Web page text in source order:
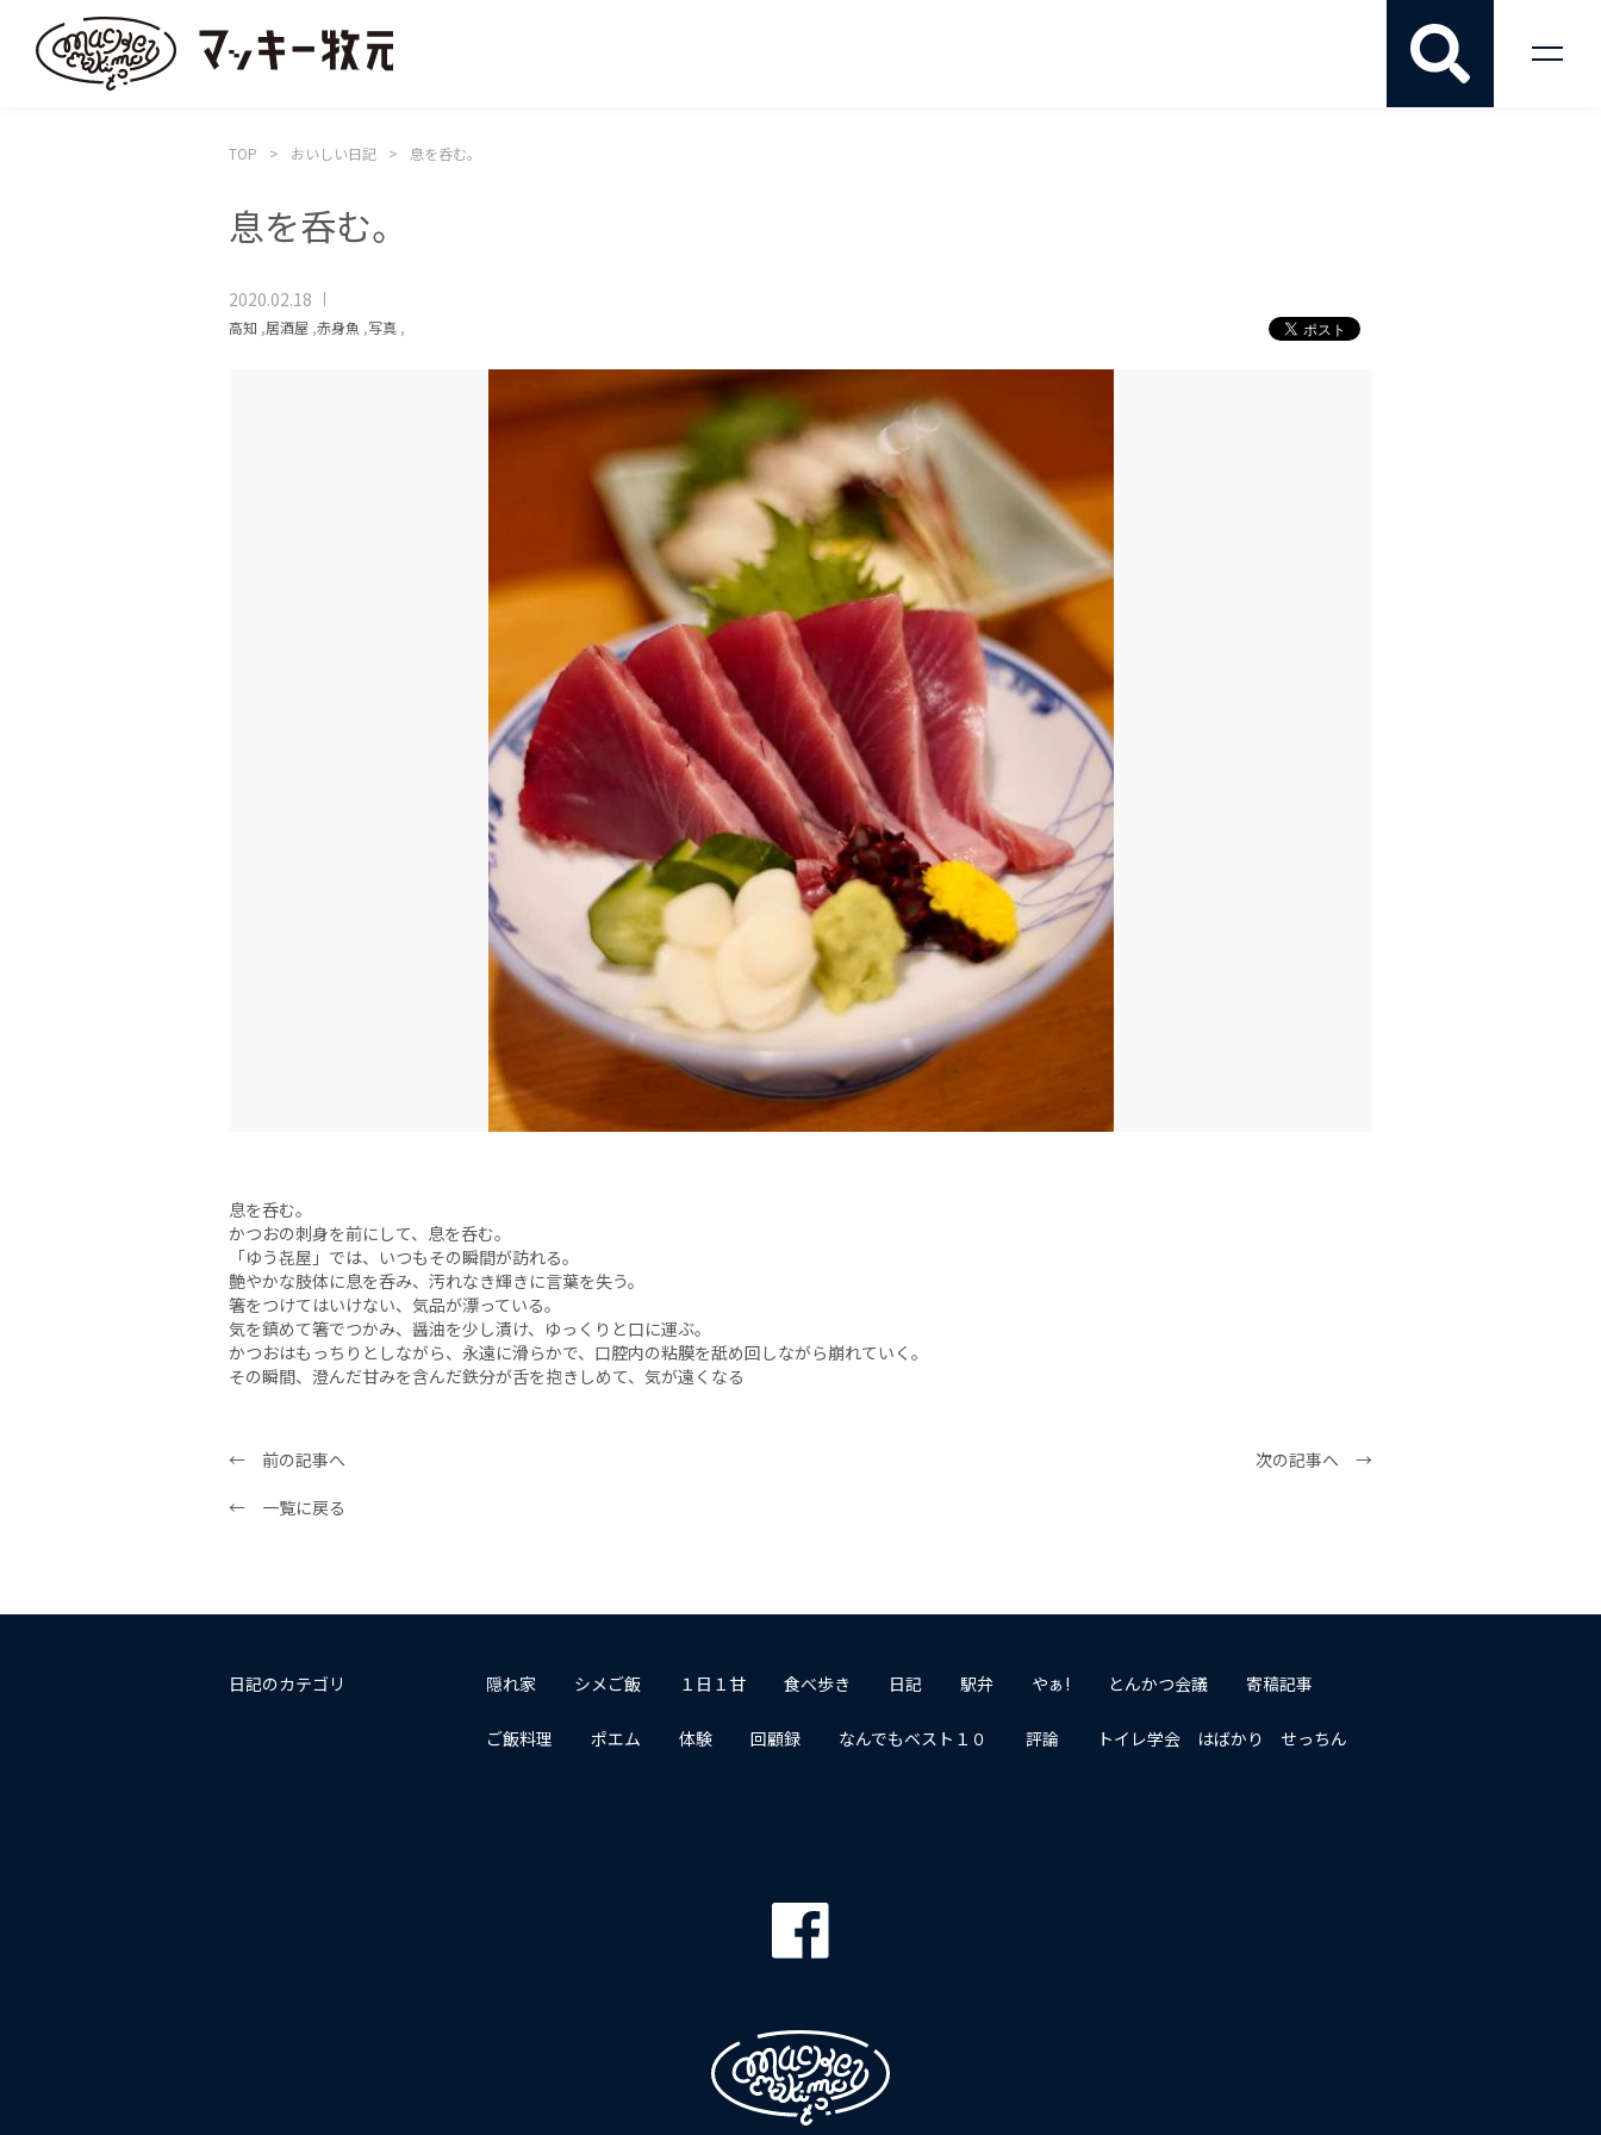
TOP おいしい日記 息を呑む。
息を呑む。
2020.02.18
高知 ,居酒屋 ,赤身魚 ,写真 ,
息を呑む。
かつおの刺身を前にして、息を呑む。
「ゆう㐂屋」では、いつもその瞬間が訪れる。
艶やかな肢体に息を呑み、汚れなき輝きに言葉を失う。
箸をつけてはいけない、気品が漂っている。
気を鎮めて箸でつかみ、醤油を少し漬け、ゆっくりと口に運ぶ。
かつおはもっちりとしながら、永遠に滑らかで、口腔内の粘膜を舐め回しながら崩れていく。
その瞬間、澄んだ甘みを含んだ鉄分が舌を抱きしめて、気が遠くなる
← 前の記事へ
次の記事へ →
← 一覧に戻る
日記のカテゴリ 隠れ家 シメご飯 １日１甘 食べ歩き 日記 駅弁 やぁ! とんかつ会議 寄稿記事
ご飯料理 ポエム 体験 回顧録 なんでもベスト１０ 評論 トイレ学会 はばかり せっちん